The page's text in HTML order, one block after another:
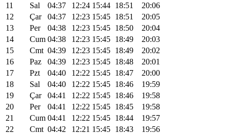
11
Sal 04:37 12:24 15:44 18:51
20:06
12
Çar 04:37 12:23 15:45 18:51
20:05
13
Per 04:38 12:23 15:45 18:50
20:04
14
Cum 04:38 12:23 15:45 18:49
20:03
15
Cmt 04:39 12:23 15:45 18:49
20:02
16
Paz 04:39 12:23 15:45 18:48
20:01
17
Pzt 04:40 12:22 15:45 18:47
20:00
18
Sal 04:40 12:22 15:45 18:46
19:59
19
Çar 04:41 12:22 15:45 18:46
19:58
20
Per 04:41 12:22 15:45 18:45
19:58
21
Cum 04:41 12:22 15:45 18:44
19:57
22
Cmt 04:42 12:21 15:45 18:43
19:56